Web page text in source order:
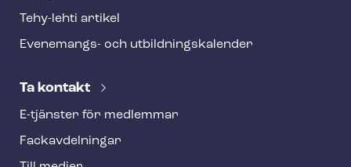
Tehy-lehti artikel
Evenemangs- och ut­bild­nings­ka­len­der
Ta kontakt
E-tjänster för medlemmar
Fackav­del­ning­ar